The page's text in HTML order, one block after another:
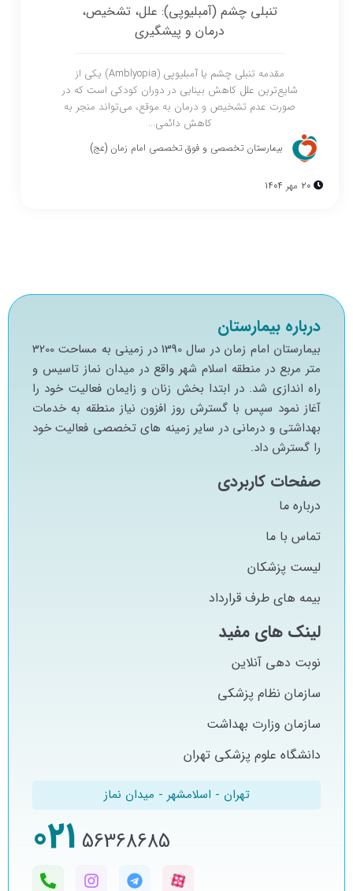
تنبلی چشم (آمبلیوپی): علل، تشخیص،
درمان و پیشگیری
مقدمه تنبلی چشم یا آمبلیوپی (Amblyopia) یکی از
شایع‌ترین علل کاهش بینایی در دوران کودکی است که در
صورت عدم تشخیص و درمان به موقع، می‌تواند منجر به
کاهش دائمی...
بیمارستان تخصصی و فوق تخصصی امام زمان (عج)
20 مهر 1404
درباره بیمارستان
بيمارستان امام زمان در سال 1390 در زميني به مساحت 3200
متر مربع در منطقه اسلام شهر واقع در ميدان نماز تاسيس و
راه اندازي شد. در ابتدا بخش زنان و زايمان فعاليت خود را
آغاز نمود سپس با گسترش روز افزون نياز منطقه به خدمات
بهداشتي و درماني در ساير زمينه هاي تخصصي فعاليت خود
را گسترش داد.
صفحات کاربردی
درباره ما
تماس با ما
لیست پزشکان
بیمه های طرف قرارداد
لینک های مفید
نوبت دهی آنلاین
سازمان نظام پزشکی
سازمان وزارت بهداشت
دانشگاه علوم پزشکی تهران
تهران - اسلامشهر - میدان نماز
56368685
021